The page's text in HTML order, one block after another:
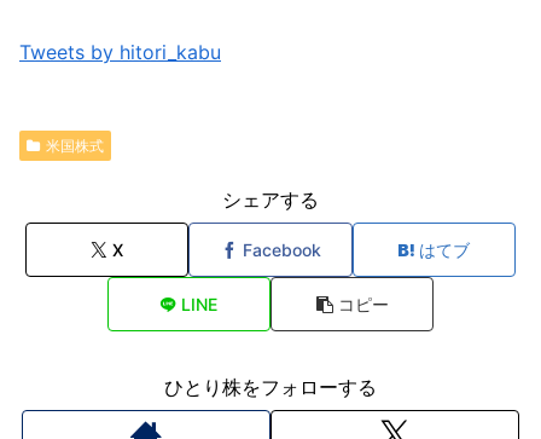
Tweets by hitori_kabu
米国株式
シェアする
X Facebook はてブ
LINE コピー
ひとり株をフォローする